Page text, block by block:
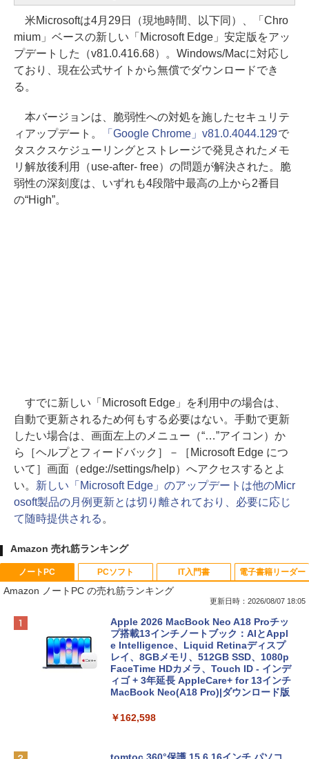
米Microsoftは4月29日（現地時間、以下同）、「Chro
mium」ベースの新しい「Microsoft Edge」安定版をアッ
プデートした（v81.0.416.68）。Windows/Macに対応し
ており、現在公式サイトから無償でダウンロードでき
る。
本バージョンは、脆弱性への対処を施したセキュリテ
ィアップデート。
「Google Chrome」v81.0.4044.129で
タスクスケジューリングとストレージで発見されたメモ
リ解放後利用（use-after- free）の問題が解決された。脆
弱性の深刻度は、いずれも4段階中最高の上から2番目
の“High”。
すでに新しい「Microsoft Edge」を利用中の場合は、
自動で更新されるため何もする必要はない。手動で更新
したい場合は、画面左上のメニュー（“…”アイコン）か
ら［ヘルプとフィードバック］－［Microsoft Edge につ
いて］画面（edge://settings/help）へアクセスするとよ
い。 新しい「Microsoft Edge」のアップデートは他のMicr
osoft製品の月例更新とは切り離されており、必要に応じ
て随時提供される 。
Amazon 売れ筋ランキング
ノートPC
Amazon ノートPC の売れ筋ランキング
更新日時：2026/08/07 18:05
Apple 2026 MacBook Neo A18 Proチッ
プ搭載13インチノートブック：AIとAppl
e Intelligence、Liquid Retinaディスプ
レイ、8GBメモリ、512GB SSD、1080p
FaceTime HDカメラ、Touch ID - インデ
ィゴ + 3年延長 AppleCare+ for 13インチ
MacBook Neo(A18 Pro)|ダウンロード版
￥162,598
tomtoc 360°保護 15.6 16インチ パソコ
PCソフト IT入門書 電子書籍リーダー